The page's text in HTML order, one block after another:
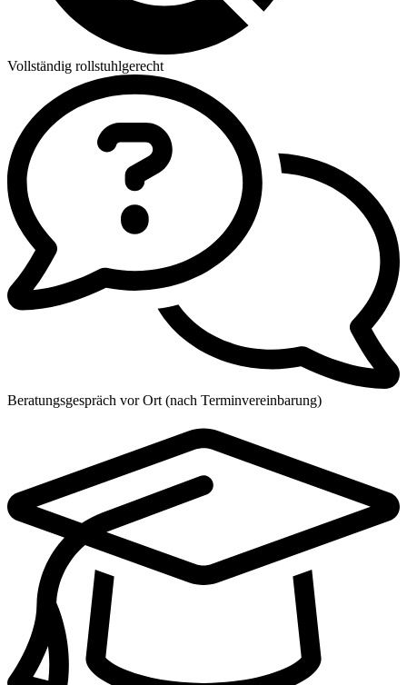
Vollständig rollstuhlgerecht
Beratungsgespräch vor Ort (nach Terminvereinbarung)